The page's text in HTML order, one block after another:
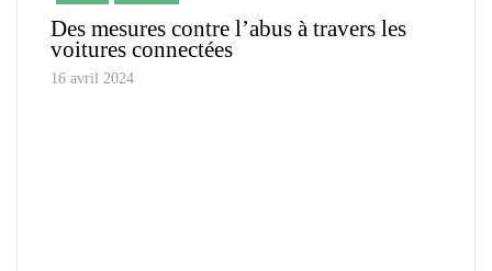
Des mesures contre l’abus à travers les
voitures connectées
16 avril 2024